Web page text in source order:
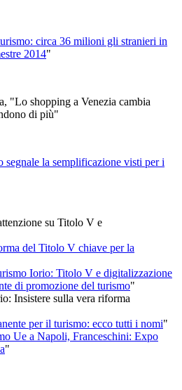
circa 36 milioni gli stranieri in
2014"
"Lo shopping a Venezia cambia
di più"
segnale la semplificazione visti per i
su Titolo V e
del Titolo V chiave per la
Iorio: Titolo V e digitalizzazione
di promozione del turismo"
Insistere sulla vera riforma
per il turismo: ecco tutti i nomi"
Ue a Napoli, Franceschini: Expo
"